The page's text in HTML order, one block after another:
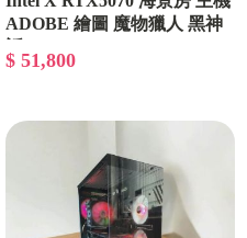
ADOBE 繪圖 魔物獵人 黑神
$ 51,800